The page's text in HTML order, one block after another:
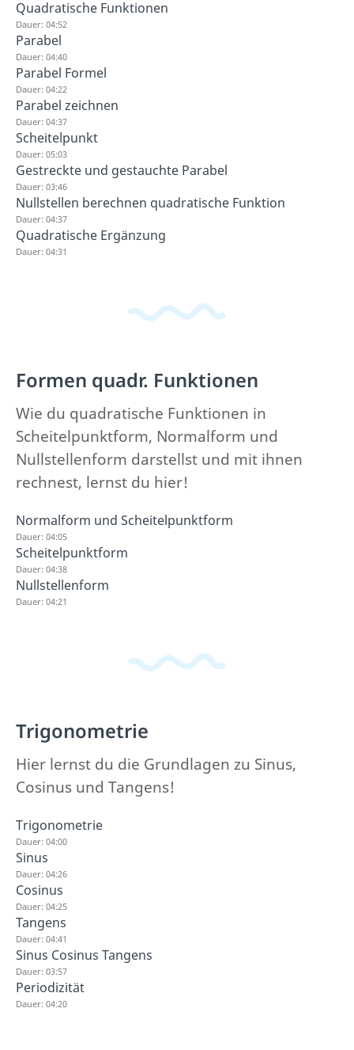
Quadratische Funktionen
Dauer: 04:52
Parabel
Dauer: 04:40
Parabel Formel
Dauer: 04:22
Parabel zeichnen
Dauer: 04:37
Scheitelpunkt
Dauer: 05:03
Gestreckte und gestauchte Parabel
Dauer: 03:46
Nullstellen berechnen quadratische Funktion
Dauer: 04:37
Quadratische Ergänzung
Dauer: 04:31
Formen quadr. Funktionen
Wie du quadratische Funktionen in
Scheitelpunktform, Normalform und
Nullstellenform darstellst und mit ihnen
rechnest, lernst du hier!
Normalform und Scheitelpunktform
Dauer: 04:05
Scheitelpunktform
Dauer: 04:38
Nullstellenform
Dauer: 04:21
Trigonometrie
Hier lernst du die Grundlagen zu Sinus,
Cosinus und Tangens!
Trigonometrie
Dauer: 04:00
Sinus
Dauer: 04:26
Cosinus
Dauer: 04:25
Tangens
Dauer: 04:41
Sinus Cosinus Tangens
Dauer: 03:57
Periodizität
Dauer: 04:20